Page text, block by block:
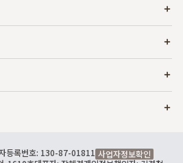
등록번호: 130-87-01811 사업자정보확인